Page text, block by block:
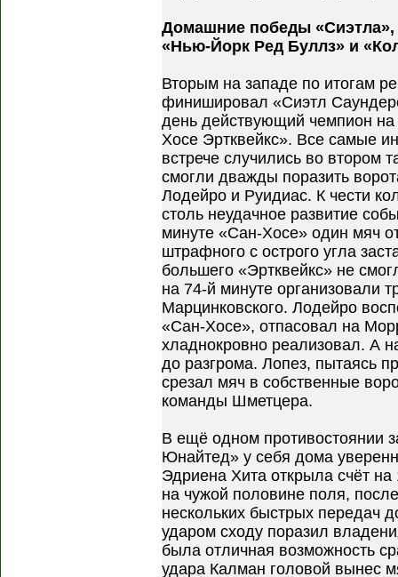
Домашние победы
«Нью-Йорк Ред Буллз» и
Вторым на западе по итогам
финишировал «Сиэтл
день действующий чемпион
Хосе Эртквейкс». Все самые
встрече случились во втором
смогли дважды поразить
Лодейро и Руидиас. К чести
столь неудачное развитие
минуте «Сан-Хосе» один мяч
штрафного с острого угла
большего «Эртквейкс» не
на 74-й минуте организовали
Марцинковского. Лодейро
«Сан-Хосе», отпасовал на
хладнокровно реализовал. А
до разгрома. Лопез, пытаясь
срезал мяч в собственные
команды Шметцера.
В ещё одном противостоянии
Юнайтед» у себя дома
Эдриена Хита открыла счёт
на чужой половине поля,
нескольких быстрых передач
ударом сходу поразил
была отличная возможность
удара Калман головой вынес